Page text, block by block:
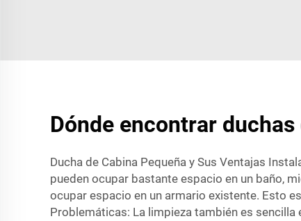
Dónde encontrar
Ducha de Cabina Pequeña y Sus Ventajas
pueden ocupar bastante espacio en un baño,
ocupar espacio en un armario existente. Esto
Problemáticas: La limpieza también es